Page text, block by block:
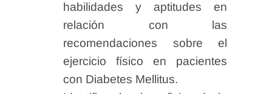
habilidades y aptitudes en
relación con las
recomendaciones sobre el
ejercicio físico en pacientes
con Diabetes Mellitus.